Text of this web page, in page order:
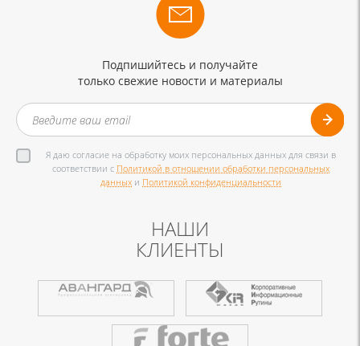
Подпишийтесь и получайте
только свежие новости и материалы
Я даю согласие на обработку моих персональных данных для связи в
соответствии с Политикой в отношении обработки персональных
данных и Политикой конфиденциальности
НАШИ
КЛИЕНТЫ